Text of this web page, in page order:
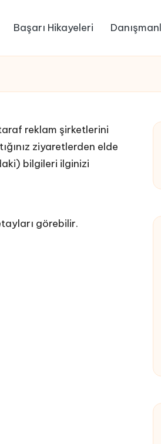
Başarı Hikayeleri
reklam şirketlerini
ziyaretlerden elde
bilgileri ilginizi
görebilir.